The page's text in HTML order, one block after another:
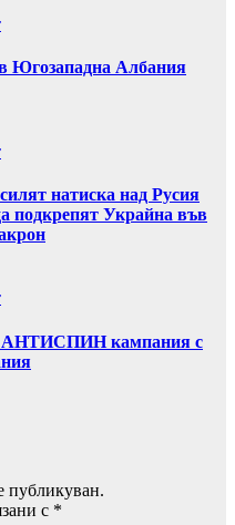
Югозападна Албания
натиска над Русия
подкрепят Украйна във
АНТИСПИН кампания с
публикуван.
с *